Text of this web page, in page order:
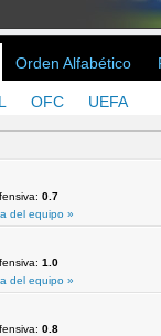
Orden Alfabético
OFC UEFA
0.7
del equipo »
1.0
del equipo »
0.8